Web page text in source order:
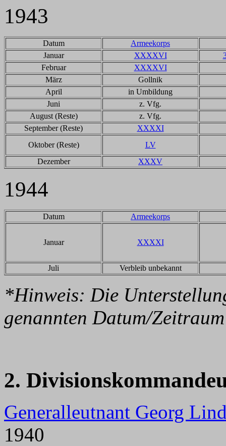
1943
Datum
Armeekorps
Januar
XXXXVI
Februar
XXXXVI
März
Gollnik
April
in Umbildung
Juni
z. Vfg.
August (Reste)
z. Vfg.
September (Reste)
XXXXI
Oktober (Reste)
LV
Dezember
XXXV
1944
Datum Armeekorps
Januar XXXXI
Juli Verbleib unbekannt
*Hinweis: Die
genannten Datum/
2.
Generalleutnant Georg
1940